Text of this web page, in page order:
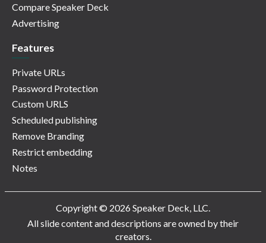
Compare Speaker Deck
Advertising
Features
Private URLs
Password Protection
Custom URLS
Scheduled publishing
Remove Branding
Restrict embedding
Notes
Copyright © 2026 Speaker Deck, LLC.
All slide content and descriptions are owned by their
creators.